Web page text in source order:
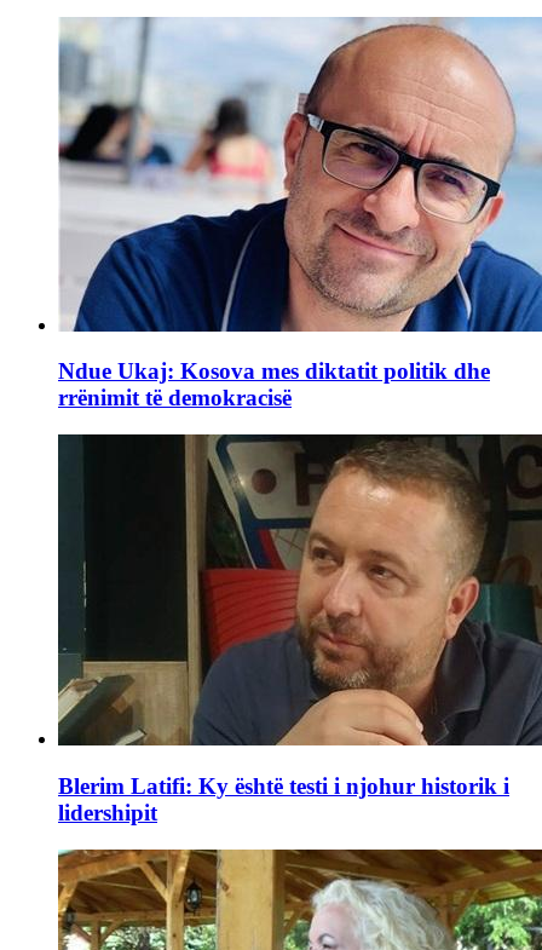
Ndue Ukaj: Kosova mes diktatit politik dhe
rrënimit të demokracisë
Blerim Latifi: Ky është testi i njohur historik i
lidershipit